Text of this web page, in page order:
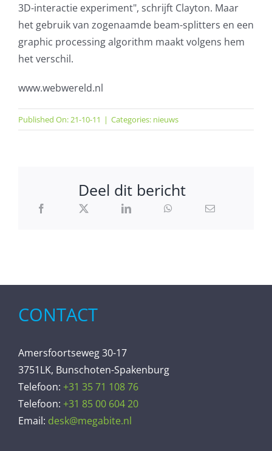
3D-interactie experiment", schrijft Clayton. Maar
het gebruik van zogenaamde beam-splitters en een
graphic processing algorithm maakt volgens hem
het verschil.
www.webwereld.nl
Published On: 21-10-11 | Categories: nieuws
Deel dit bericht
CONTACT
Amersfoortseweg 30-17
3751LK, Bunschoten-Spakenburg
Telefoon: +31 35 71 108 76
Telefoon: +31 85 00 604 20
Email: desk@megabite.nl